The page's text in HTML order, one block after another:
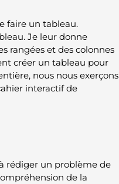
faire un tableau.
Je leur donne
rangées et des colonnes
créer un tableau pour
nous nous exerçons
interactif de
rédiger un problème de
de la